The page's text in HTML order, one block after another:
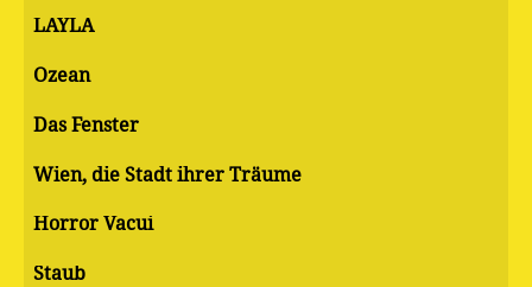
LAYLA
Ozean
Das Fenster
Wien, die Stadt ihrer Träume
Horror Vacui
Staub